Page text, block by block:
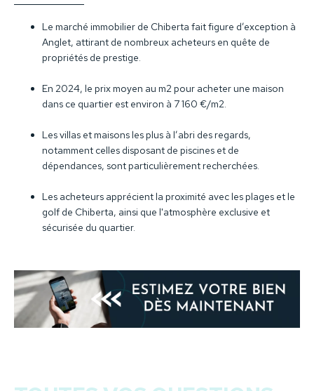
Le marché immobilier de Chiberta fait figure d’exception à
Anglet, attirant de nombreux acheteurs en quête de
propriétés de prestige.
En 2024, le prix moyen au m2 pour acheter une maison
dans ce quartier est environ à 7 160 €/m2.
Les villas et maisons les plus à l’abri des regards,
notamment celles disposant de piscines et de
dépendances, sont particulièrement recherchées.
Les acheteurs apprécient la proximité avec les plages et le
golf de Chiberta, ainsi que l'atmosphère exclusive et
sécurisée du quartier.